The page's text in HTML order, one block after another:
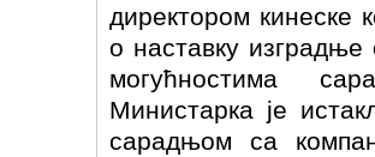
директором кинеске
о наставку
могућностима
Министарка је
сарадњом са